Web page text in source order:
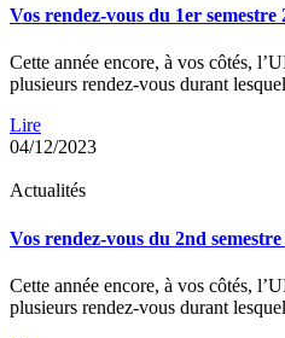
Vos rendez-vous du 1er semestre
Cette année encore, à vos côtés,
plusieurs rendez-vous durant
Lire
04/12/2023
Actualités
Vos rendez-vous du 2nd semestre
Cette année encore, à vos côtés,
plusieurs rendez-vous durant